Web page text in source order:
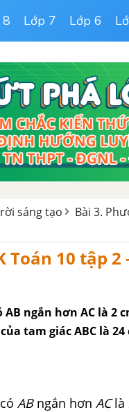
Lớp 7 Lớp 6
sáng tạo
Bài 3.
Toán 10 tập
ngắn hơn AC là 2
tam giác ABC là
ABngắn hơn AClà